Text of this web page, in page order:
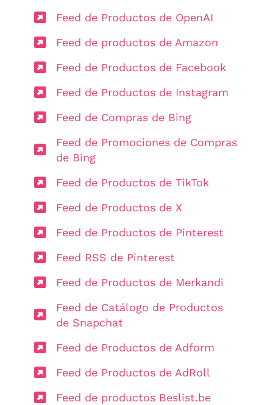
Feed de Productos de OpenAI
Feed de productos de Amazon
Feed de Productos de Facebook
Feed de Productos de Instagram
Feed de Compras de Bing
Feed de Promociones de Compras
de Bing
Feed de Productos de TikTok
Feed de Productos de X
Feed de Productos de Pinterest
Feed RSS de Pinterest
Feed de Productos de Merkandi
Feed de Catálogo de Productos
de Snapchat
Feed de Productos de Adform
Feed de Productos de AdRoll
Feed de productos Beslist.be